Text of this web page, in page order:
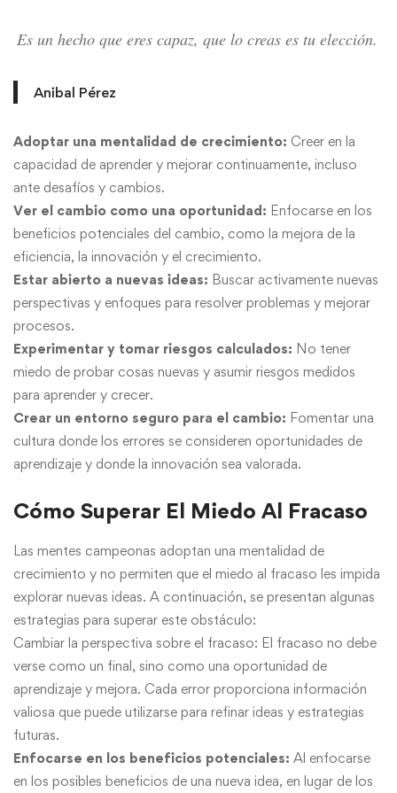
Es un hecho que eres capaz, que lo creas es tu elección.
Anibal Pérez
Adoptar una mentalidad de crecimiento: Creer en la
capacidad de aprender y mejorar continuamente, incluso
ante desafíos y cambios.
Ver el cambio como una oportunidad: Enfocarse en los
beneficios potenciales del cambio, como la mejora de la
eficiencia, la innovación y el crecimiento.
Estar abierto a nuevas ideas: Buscar activamente nuevas
perspectivas y enfoques para resolver problemas y mejorar
procesos.
Experimentar y tomar riesgos calculados: No tener
miedo de probar cosas nuevas y asumir riesgos medidos
para aprender y crecer.
Crear un entorno seguro para el cambio: Fomentar una
cultura donde los errores se consideren oportunidades de
aprendizaje y donde la innovación sea valorada.
Cómo Superar El Miedo Al Fracaso
Las mentes campeonas adoptan una mentalidad de
crecimiento y no permiten que el miedo al fracaso les impida
explorar nuevas ideas. A continuación, se presentan algunas
estrategias para superar este obstáculo:
Cambiar la perspectiva sobre el fracaso: El fracaso no debe
verse como un final, sino como una oportunidad de
aprendizaje y mejora. Cada error proporciona información
valiosa que puede utilizarse para refinar ideas y estrategias
futuras.
Enfocarse en los beneficios potenciales: Al enfocarse
en los posibles beneficios de una nueva idea, en lugar de los